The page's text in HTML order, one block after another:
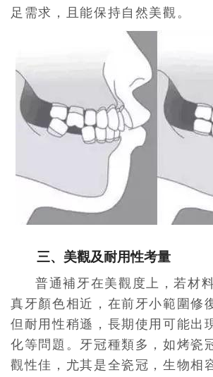
足需求，且能保持自然美觀。
三、美觀及耐用性考量
普通補牙在美觀度上，若材
真牙顏色相近，在前牙小範圍修
但耐用性稍遜，長期使用可能出
化等問題。牙冠種類多，如烤瓷
觀性佳，尤其是全瓷冠，生物相